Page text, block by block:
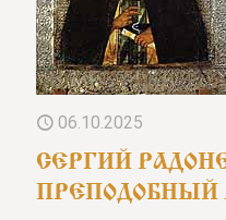
06.10.2025
СЕРГИЙ
ПРЕПОДОБНЫЙ